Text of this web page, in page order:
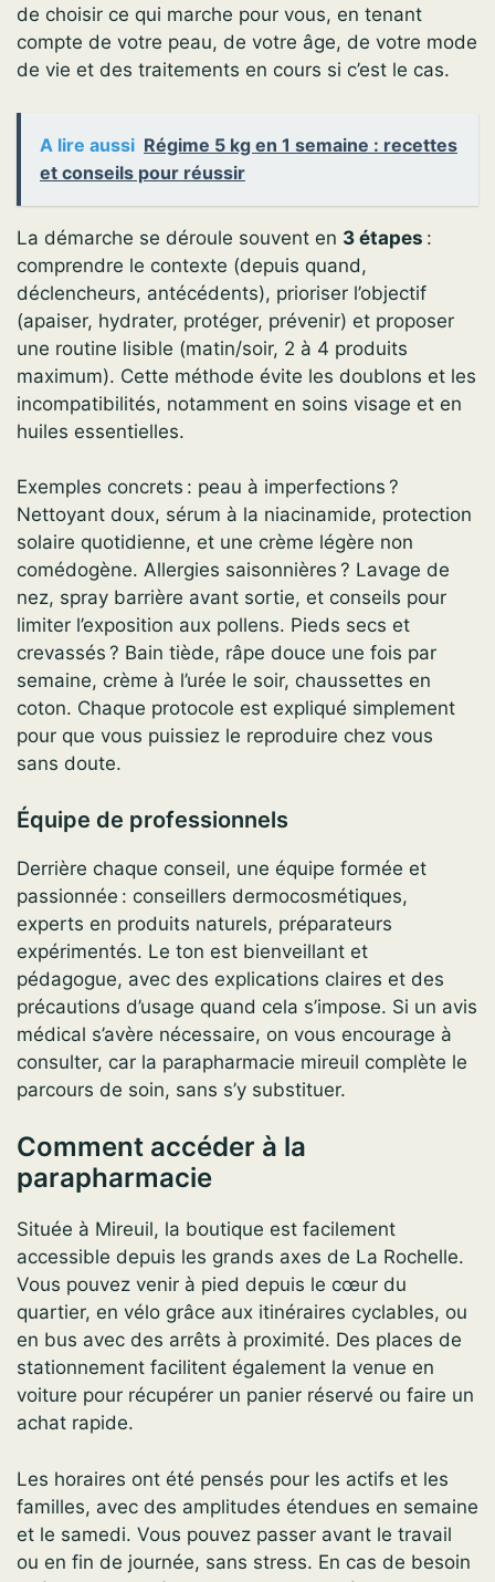
de choisir ce qui marche pour vous, en tenant
compte de votre peau, de votre âge, de votre mode
de vie et des traitements en cours si c’est le cas.
A lire aussi Régime 5 kg en 1 semaine : recettes
et conseils pour réussir
La démarche se déroule souvent en 3 étapes :
comprendre le contexte (depuis quand,
déclencheurs, antécédents), prioriser l’objectif
(apaiser, hydrater, protéger, prévenir) et proposer
une routine lisible (matin/soir, 2 à 4 produits
maximum). Cette méthode évite les doublons et les
incompatibilités, notamment en soins visage et en
huiles essentielles.
Exemples concrets : peau à imperfections ?
Nettoyant doux, sérum à la niacinamide, protection
solaire quotidienne, et une crème légère non
comédogène. Allergies saisonnières ? Lavage de
nez, spray barrière avant sortie, et conseils pour
limiter l’exposition aux pollens. Pieds secs et
crevassés ? Bain tiède, râpe douce une fois par
semaine, crème à l’urée le soir, chaussettes en
coton. Chaque protocole est expliqué simplement
pour que vous puissiez le reproduire chez vous
sans doute.
Équipe de professionnels
Derrière chaque conseil, une équipe formée et
passionnée : conseillers dermocosmétiques,
experts en produits naturels, préparateurs
expérimentés. Le ton est bienveillant et
pédagogue, avec des explications claires et des
précautions d’usage quand cela s’impose. Si un avis
médical s’avère nécessaire, on vous encourage à
consulter, car la parapharmacie mireuil complète le
parcours de soin, sans s’y substituer.
Comment accéder à la
parapharmacie
Située à Mireuil, la boutique est facilement
accessible depuis les grands axes de La Rochelle.
Vous pouvez venir à pied depuis le cœur du
quartier, en vélo grâce aux itinéraires cyclables, ou
en bus avec des arrêts à proximité. Des places de
stationnement facilitent également la venue en
voiture pour récupérer un panier réservé ou faire un
achat rapide.
Les horaires ont été pensés pour les actifs et les
familles, avec des amplitudes étendues en semaine
et le samedi. Vous pouvez passer avant le travail
ou en fin de journée, sans stress. En cas de besoin